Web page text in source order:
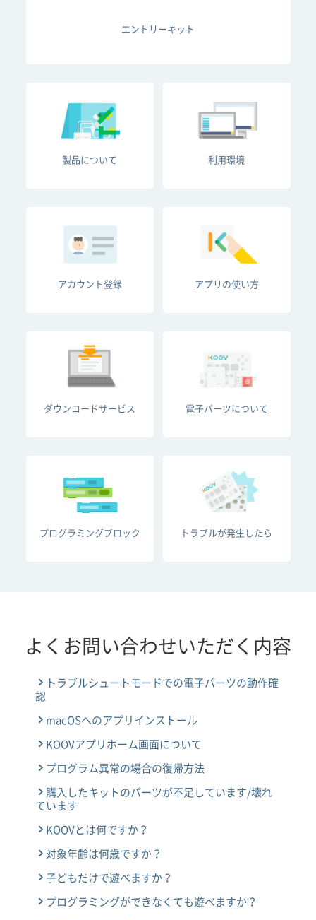
エントリーキット
製品について 利用環境
アカウント登録 アプリの使い方
ダウンロードサービス 電子パーツについて
プログラミングブロック トラブルが発生したら
よくお問い合わせいただく内容
トラブルシュートモードでの電子パーツの動作確
認
macOSへのアプリインストール
KOOVアプリホーム画面について
プログラム異常の場合の復帰方法
購入したキットのパーツが不足しています/壊れ
ています
KOOVとは何ですか？
対象年齢は何歳ですか？
子どもだけで遊べますか？
プログラミングができなくても遊べますか？